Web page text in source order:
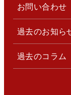
お問い合わせ
過去のお知ら
過去のコラム